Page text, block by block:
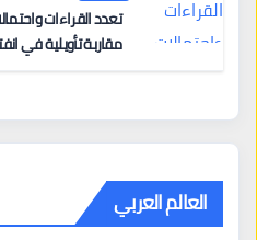
تعدد القراءات
مقاربة تأويلية في
العالم العربي